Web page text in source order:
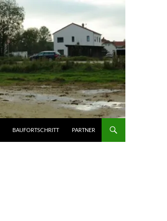
BAUFORTSCHRITT PARTNER